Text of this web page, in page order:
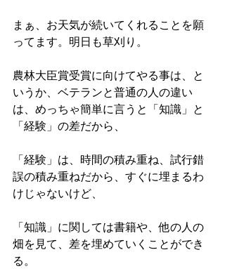
まぁ、お天気が続いてくれることを願
ってます。明日も草刈り。
農林大臣賞受賞に向けてやる事は、と
いうか、ベテランと普通の人の違い
は、めっちゃ簡単に言うと「知識」と
「経験」の差だから、
「経験」は、時間の積み重ね、試行錯
誤の積み重ねだから、すぐに埋まるわ
けじゃないけど、
「知識」に関しては書籍や、他の人の
畑を見て、差を埋めていくことができ
る。